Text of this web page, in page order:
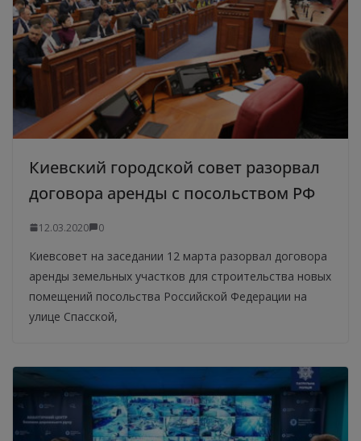
Киевский городской совет разорвал
договора аренды с посольством РФ
12.03.2020 0
Киевсовет на заседании 12 марта разорвал договора
аренды земельных участков для строительства новых
помещений посольства Российской Федерации на
улице Спасской,